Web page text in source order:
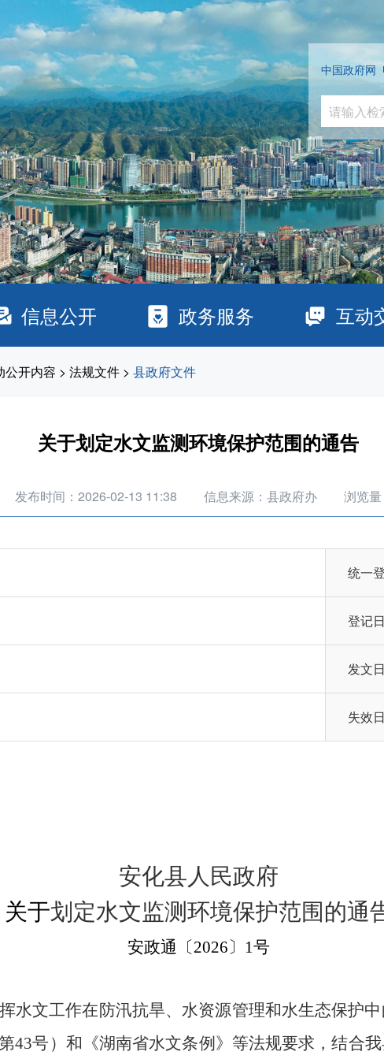
中国政府网
信息公开 政务服务 互动
公开内容 > 法规文件 > 县政府文件
关于划定水文监测环境保护范围的通告
发布时间：2026-02-13 11:38 信息来源：县政府办 浏览量
统一
登记
发文
失效
安化县人民政府
关于划定水文监测环境保护范围的通
安政通 〔2026〕 1号
水文工作在防汛抗旱、水资源管理和水生态保护
43号） 和 《湖南省水文条例》等法规要求，结合我